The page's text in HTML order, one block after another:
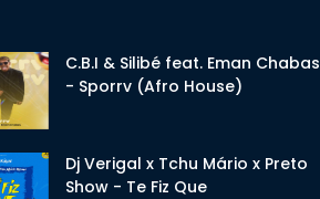
C.B.I & Silibé feat. Eman Chabas
- Sporrv (Afro House)
Dj Verigal x Tchu Mário x Preto
Show - Te Fiz Que